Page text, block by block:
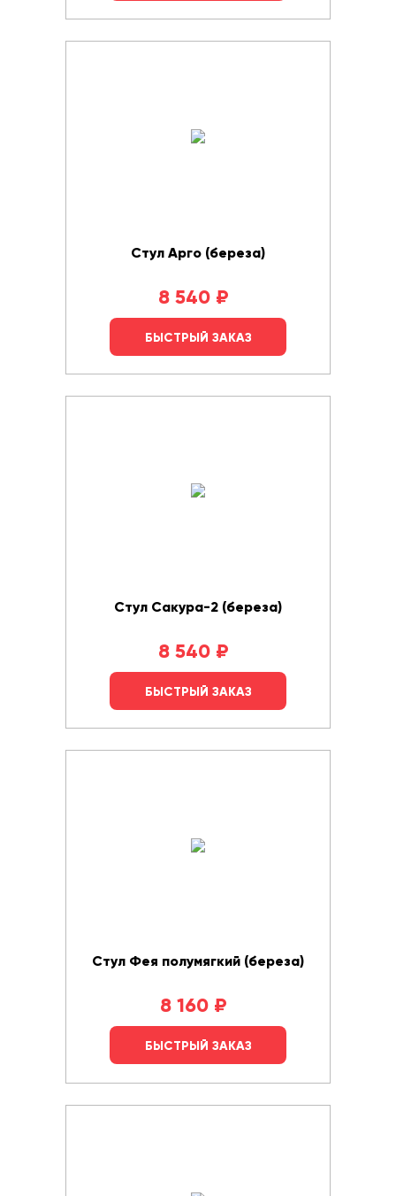
Стул Арго (береза)
8 540 ₽
БЫСТРЫЙ ЗАКАЗ
Стул Сакура-2 (береза)
8 540 ₽
БЫСТРЫЙ ЗАКАЗ
Стул Фея полумягкий (береза)
8 160 ₽
БЫСТРЫЙ ЗАКАЗ